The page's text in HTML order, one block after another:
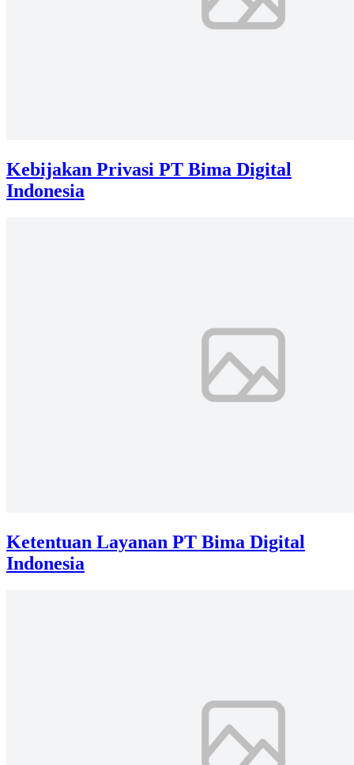
Kebijakan Privasi PT Bima Digital
Indonesia
Ketentuan Layanan PT Bima Digital
Indonesia